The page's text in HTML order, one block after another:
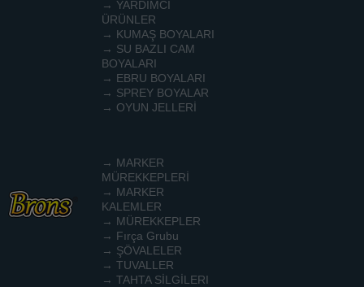
→ YARDIMCI
ÜRÜNLER
→ KUMAŞ BOYALARI
→ SU BAZLI CAM
BOYALARI
→ EBRU BOYALARI
→ SPREY BOYALAR
→ OYUN JELLERİ
→ MARKER
MÜREKKEPLERİ
→ MARKER
KALEMLER
→ MÜREKKEPLER
→ Fırça Grubu
→ ŞÖVALELER
→ TUVALLER
→ TAHTA SİLGİLERI